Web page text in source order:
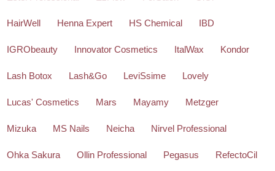
HairWell Henna Expert HS Chemical IBD
IGRObeauty Innovator Cosmetics ItalWax Kondor
Lash Botox Lash&Go LeviSsime Lovely
Lucas' Cosmetics Mars Mayamy Metzger
Mizuka MS Nails Neicha Nirvel Professional
Ohka Sakura Ollin Professional Pegasus RefectoCil